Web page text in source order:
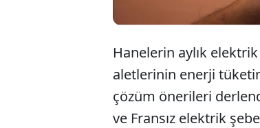
Hanelerin aylık
aletlerinin enerji
çözüm önerileri
ve Fransız elektrik